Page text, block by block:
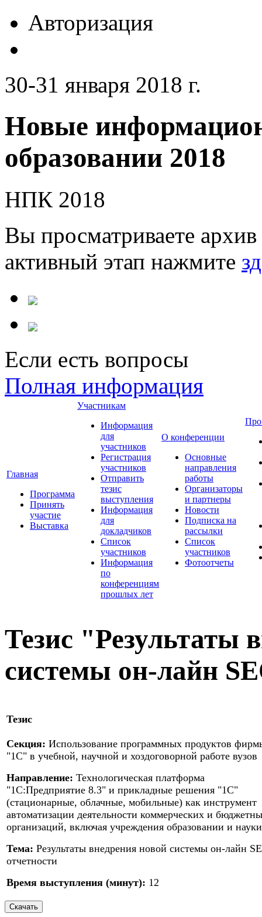
Авторизация
30-31 января 2018 г.
Новые
образовании 2018
НПК 2018
Вы просматриваете
активный этап нажмите
Если есть вопросы
Полная информация
Главная
Программа
Принять
участие
Выставка
Участникам
Информация
для
участников
Регистрация
участников
Отправить
тезис
выступления
Информация
для
докладчиков
Список
участников
Информация
по
конференциям
прошлых лет
О конференции
Основные
направления
работы
Организаторы
и партнеры
Новости
Подписка на
рассылки
Список
участников
Фотоотчеты
Тезис "Результаты
системы он-лайн
Тезис
Секция: Использование программных продуктов
"1С" в учебной, научной и хоздоговорной работе вузов
Направление: Технологическая платформа
"1С:Предприятие 8.3" и прикладные решения "1С"
(стационарные, облачные, мобильные) как инструмент
автоматизации деятельности коммерческих и
организаций, включая учреждения образовании и
Тема: Результаты внедрения новой системы он-лайн
отчетности
Время выступления (минут): 12